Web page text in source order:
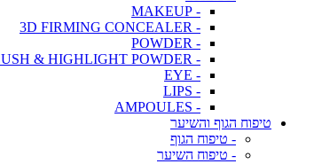
- MAKEUP
- 3D FIRMING CONCEALER
- POWDER
- BLUSH & HIGHLIGHT POWDER
- EYE
- LIPS
- AMPOULES
טיפוח הגוף והשיער
- טיפוח הגוף
- טיפוח השיער